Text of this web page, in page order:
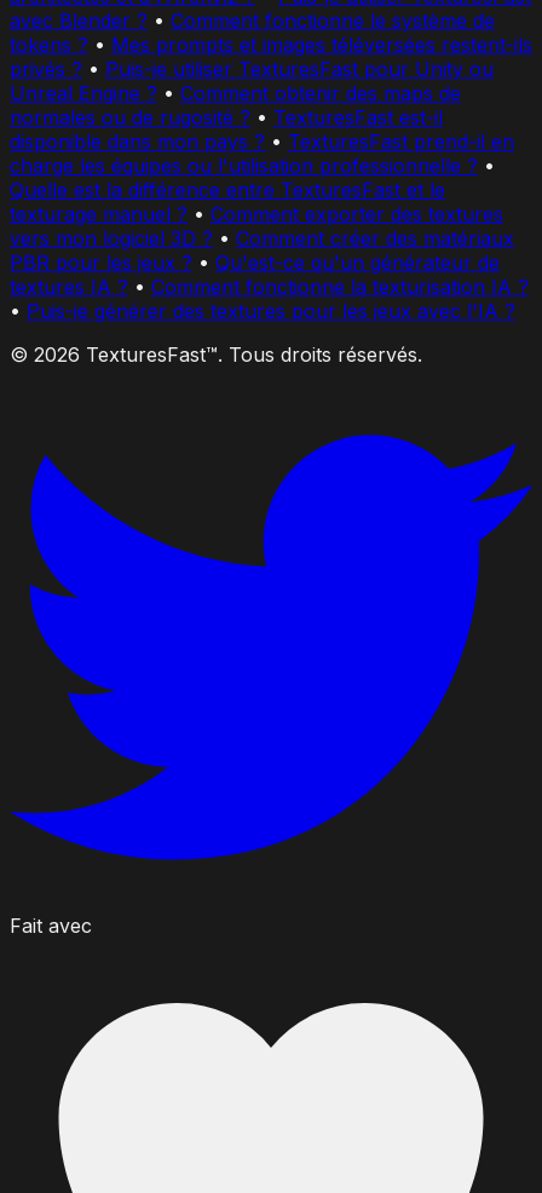
avec Blender ? • Comment fonctionne le système de
tokens ? • Mes prompts et images téléversées restent-ils
privés ? • Puis-je utiliser TexturesFast pour Unity ou
Unreal Engine ? • Comment obtenir des maps de
normales ou de rugosité ? • TexturesFast est-il
disponible dans mon pays ? • TexturesFast prend-il en
charge les équipes ou l'utilisation professionnelle ? •
Quelle est la différence entre TexturesFast et le
texturage manuel ? • Comment exporter des textures
vers mon logiciel 3D ? • Comment créer des matériaux
PBR pour les jeux ? • Qu'est-ce qu'un générateur de
textures IA ? • Comment fonctionne la texturisation IA ?
• Puis-je générer des textures pour les jeux avec l'IA ?
© 2026 TexturesFast™. Tous droits réservés.
Fait avec